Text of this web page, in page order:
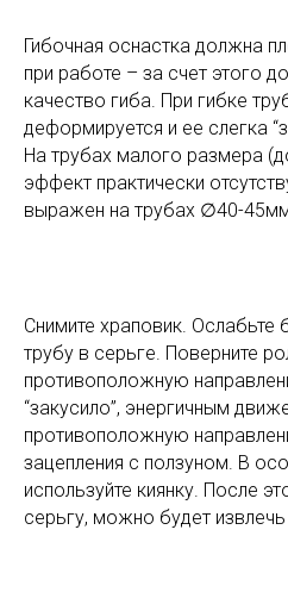
Гибочная оснастка должна
при работе – за счет этого
качество гиба. При гибке
деформируется и ее слегка
На трубах малого размера
эффект практически
выражен на трубах ∅40-
Снимите храповик.
трубу в серьге. Поверните
противоположную
“закусило”, энергичным
противоположную
зацепления с ползуном. В
используйте киянку. После
серьгу, можно будет извлечь